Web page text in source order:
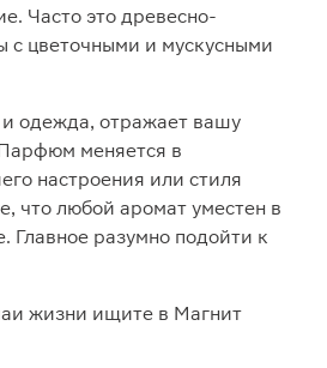
Часто это древесно-
с цветочными и мускусными
и одежда, отражает вашу
меняется в
настроения или стиля
что любой аромат уместен в
Главное разумно подойти к
жизни ищите в Магнит